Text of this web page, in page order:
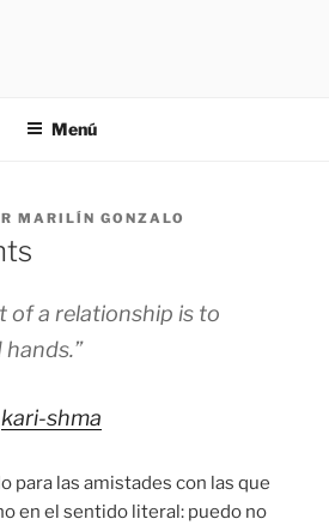
Menú
MARILÍN GONZALO
of a relationship is to
hands.”
kari-shma
para las amistades con las que
en el sentido literal: puedo no